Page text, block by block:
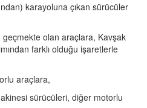
karayoluna çıkan sürücüler
olan araçlara, Kavşak
farklı olduğu işaretlerle
araçlara,
sürücüleri, diğer motorlu